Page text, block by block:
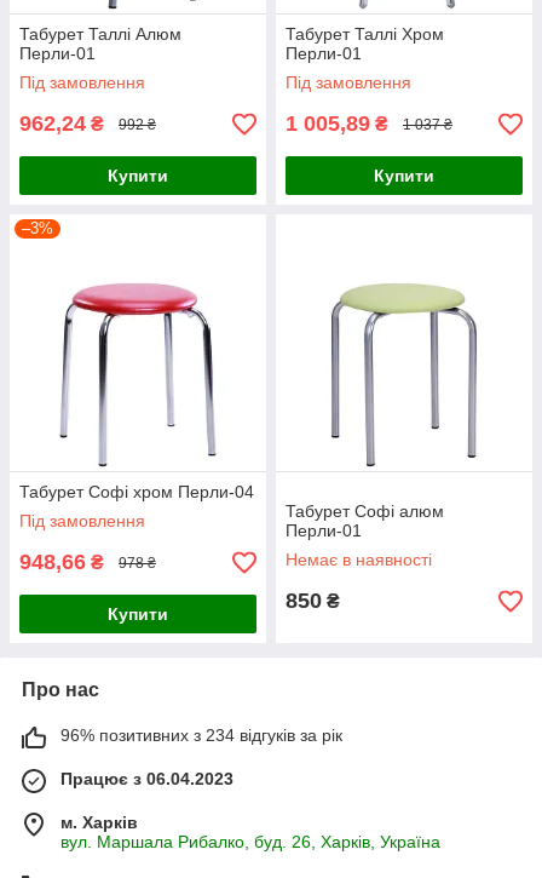
Табурет Таллі Алюм
Перли-01
Під замовлення
962,24 ₴ 992 ₴
Купити
Табурет Таллі Хром
Перли-01
Під замовлення
1 005,89 ₴ 1 037 ₴
Купити
–3%
Табурет Софі хром Перли-04
Під замовлення
948,66 ₴ 978 ₴
Купити
Табурет Софі алюм
Перли-01
Немає в наявності
850 ₴
Про нас
96% позитивних з 234 відгуків за рік
Працює з 06.04.2023
м. Харків
вул. Маршала Рибалко, буд. 26, Харків, Україна